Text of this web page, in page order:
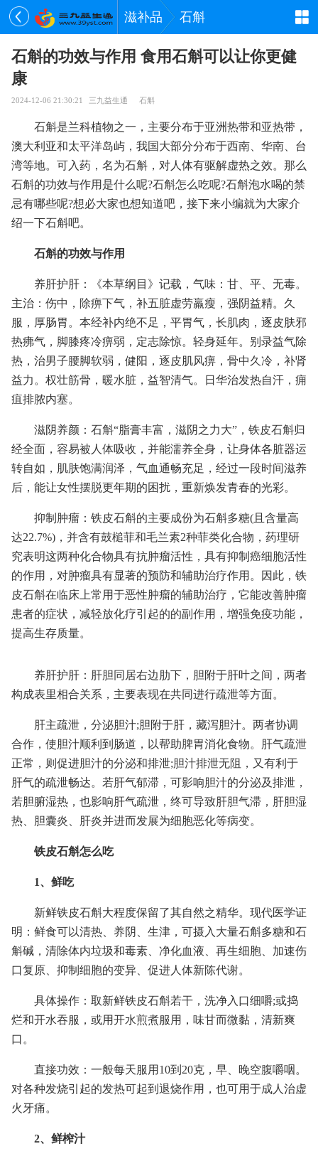
滋补品 石斛
石斛的功效与作用 食用石斛可以让你更健
康
2024-12-06 21:30:21 三九益生通 石斛
石斛是兰科植物之一，主要分布于亚洲热带和亚热带，
澳大利亚和太平洋岛屿，我国大部分分布于西南、华南、台
湾等地。可入药，名为石斛，对人体有驱解虚热之效。那么
石斛的功效与作用是什么呢?石斛怎么吃呢?石斛泡水喝的禁
忌有哪些呢?想必大家也想知道吧，接下来小编就为大家介
绍一下石斛吧。
石斛的功效与作用
养肝护肝：《本草纲目》记载，气味：甘、平、无毒。
主治：伤中，除痹下气，补五脏虚劳羸瘦，强阴益精。久
服，厚肠胃。本经补内绝不足，平胃气，长肌肉，逐皮肤邪
热疿气，脚膝疼冷痹弱，定志除惊。轻身延年。别录益气除
热，治男子腰脚软弱，健阳，逐皮肌风痹，骨中久冷，补肾
益力。权壮筋骨，暖水脏，益智清气。日华治发热自汗，痈
疽排脓内塞。‍‍‍‍‍‍‍‍‍‍‍
滋阴养颜：石斛“脂膏丰富，滋阴之力大”，铁皮石斛归
经全面，容易被人体吸收，并能濡养全身，让身体各脏器运
转自如，肌肤饱满润泽，气血通畅充足，经过一段时间滋养
后，能让女性摆脱更年期的困扰，重新焕发青春的光彩。
抑制肿瘤：铁皮石斛的主要成份为石斛多糖(且含量高
达22.7%)，并含有鼓槌菲和毛兰素2种菲类化合物，药理研
究表明这两种化合物具有抗肿瘤活性，具有抑制癌细胞活性
的作用，对肿瘤具有显著的预防和辅助治疗作用。因此，铁
皮石斛在临床上常用于恶性肿瘤的辅助治疗，它能改善肿瘤
患者的症状，减轻放化疗引起的的副作用，增强免疫功能，
提高生存质量。
养肝护肝：肝胆同居右边肋下，胆附于肝叶之间，两者
构成表里相合关系，主要表现在共同进行疏泄等方面。
肝主疏泄，分泌胆汁;胆附于肝，藏泻胆汁。两者协调
合作，使胆汁顺利到肠道，以帮助脾胃消化食物。肝气疏泄
正常，则促进胆汁的分泌和排泄;胆汁排泄无阻，又有利于
肝气的疏泄畅达。若肝气郁滞，可影响胆汁的分泌及排泄，
若胆腑湿热，也影响肝气疏泄，终可导致肝胆气滞，肝胆湿
热、胆囊炎、肝炎并进而发展为细胞恶化等病变。
铁皮石斛怎么吃
1、鲜吃
新鲜铁皮石斛大程度保留了其自然之精华。现代医学证
明：鲜食可以清热、养阴、生津，可摄入大量石斛多糖和石
斛碱，清除体内垃圾和毒素、净化血液、再生细胞、加速伤
口复原、抑制细胞的变异、促进人体新陈代谢。
具体操作：取新鲜铁皮石斛若干，洗净入口细嚼;或捣
烂和开水吞服，或用开水煎煮服用，味甘而微黏，清新爽
口。
直接功效：一般每天服用10到20克，早、晚空腹嚼咽。
对各种发烧引起的发热可起到退烧作用，也可用于成人治虚
火牙痛。
2、鲜榨汁